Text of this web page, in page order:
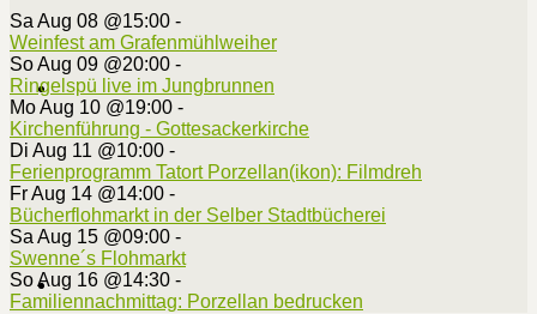
Sa Aug 08 @15:00 -
Weinfest am Grafenmühlweiher
So Aug 09 @20:00 -
Ringelspü live im Jungbrunnen
Mo Aug 10 @19:00 -
Kirchenführung - Gottesackerkirche
Di Aug 11 @10:00 -
Ferienprogramm Tatort Porzellan(ikon): Filmdreh
Fr Aug 14 @14:00 -
Bücherflohmarkt in der Selber Stadtbücherei
Sa Aug 15 @09:00 -
Swenne´s Flohmarkt
So Aug 16 @14:30 -
Familiennachmittag: Porzellan bedrucken